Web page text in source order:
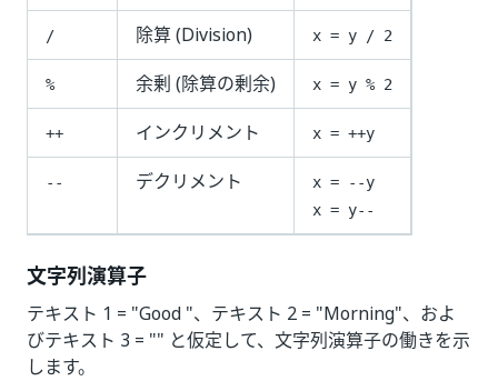
/ 除算 (Division) x = y / 2
% 余剰 (除算の剰余) x = y % 2
++ インクリメント x = ++y
-- デクリメント
x = --y
x = y--
文字列演算子
テキスト 1 = "Good "、テキスト 2 = "Morning"、およ
びテキスト 3 = "" と仮定して、文字列演算子の働きを示
します。